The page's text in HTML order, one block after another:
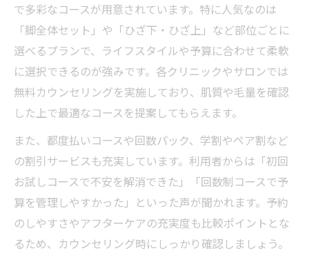
で多彩なコースが用意されています。特に人気なのは
「脚全体セット」や「ひざ下・ひざ上」など部位ごとに
選べるプランで、ライフスタイルや予算に合わせて柔軟
に選択できるのが強みです。各クリニックやサロンでは
無料カウンセリングを実施しており、肌質や毛量を確認
した上で最適なコースを提案してもらえます。
また、都度払いコースや回数パック、学割やペア割など
の割引サービスも充実しています。利用者からは「初回
お試しコースで不安を解消できた」「回数制コースで予
算を管理しやすかった」といった声が聞かれます。予約
のしやすさやアフターケアの充実度も比較ポイントとな
るため、カウンセリング時にしっかり確認しましょう。